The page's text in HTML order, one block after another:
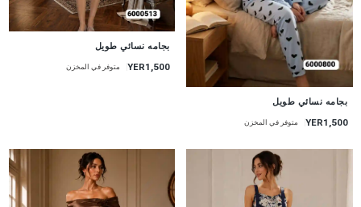
بجامه نسائي طويل
YER1,500 متوفر في المخزن
بجامه نسائي طويل
YER1,500 متوفر في المخزن